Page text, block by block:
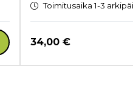
Toimitusaika 1-3
Hinta nyt
34,00 €